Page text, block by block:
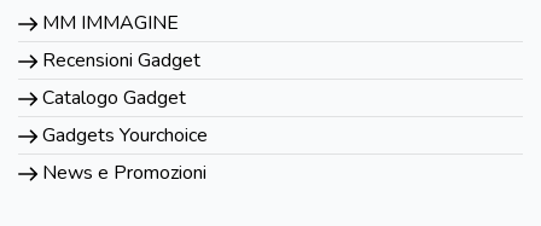
MM IMMAGINE
Recensioni Gadget
Catalogo Gadget
Gadgets Yourchoice
News e Promozioni